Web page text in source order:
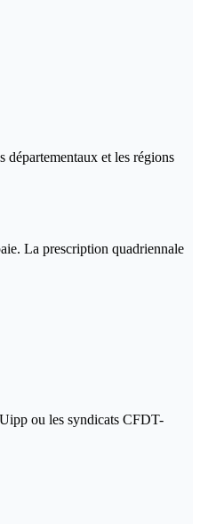
départementaux et les régions
La prescription quadriennale
ou les syndicats CFDT-